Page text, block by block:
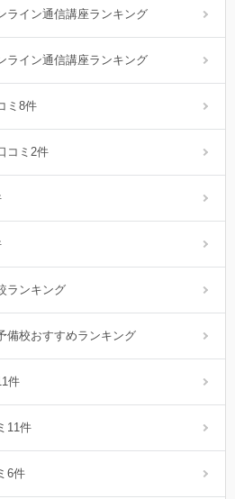
ライン通信講座ランキング
ライン通信講座ランキング
ミ8件
コミ2件
ランキング
備校おすすめランキング
件
11件
6件